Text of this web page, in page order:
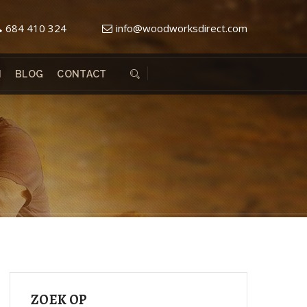
684 410 324 info@woodworksdirect.com
BLOG CONTACT
ZOEK OP